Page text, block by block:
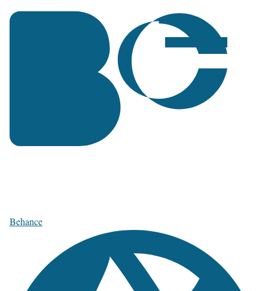
Behance